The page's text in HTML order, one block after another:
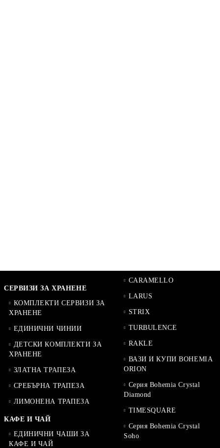
СЕРВИЗИ ЗА ХРАНЕНЕ
КОМПЛЕКТИ СЕРВИЗИ ЗА
ХРАНЕНЕ
ЕДИНИЧНИ ЧИНИИ
ДЕТСКИ КОМПЛЕКТИ ЗА
ХРАНЕНЕ
ЗЛАТНА ТРАПЕЗА
СРЕБЪРНА ТРАПЕЗА
ЛИМОНЕНА ТРАПЕЗА
КАФЕ И ЧАЙ
ЕДИНИЧНИ ЧАШИ ЗА
КАФЕ И ЧАЙ
CARAMELLO
LARUS
STRIX
TURBULENCE
RAKLE
ВАЗИ И КУПИ BOHEMIA
ORION
Серия Bohemia Crystal
Diamond
TIMESQUARE
Серия Bohemia Crystal
Soho